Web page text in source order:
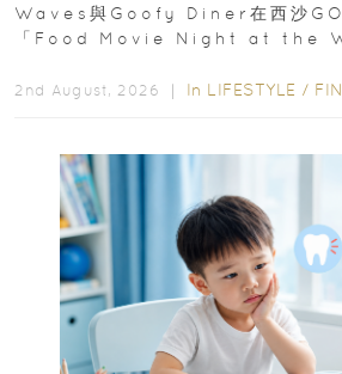
Waves與Goofy Diner在西沙
「Food Movie Night at the
2nd August, 2026 ｜ In LIFESTYLE /